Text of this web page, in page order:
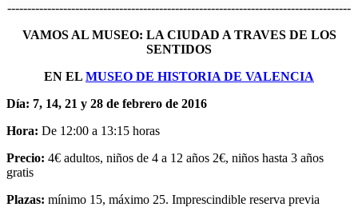
--------------------------------------------------------------------------------------
VAMOS AL MUSEO: LA CIUDAD A TRAVES DE LOS
SENTIDOS
EN EL MUSEO DE HISTORIA DE VALENCIA
Día: 7, 14, 21 y 28 de febrero de 2016
Hora: De 12:00 a 13:15 horas
Precio: 4€ adultos, niños de 4 a 12 años 2€, niños hasta 3 años
gratis
Plazas: mínimo 15, máximo 25. Imprescindible reserva previa